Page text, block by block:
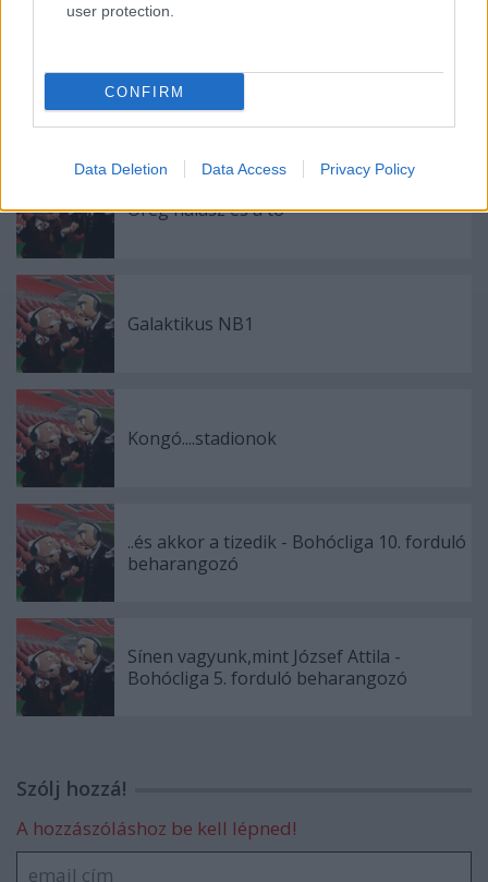
user protection.
CONFIRM
Data Deletion Data Access Privacy Policy
Ajánlott bejegyzések:
Öreg halász és a tó
Galaktikus NB1
Kongó....stadionok
..és akkor a tizedik - Bohócliga 10. forduló
beharangozó
Sínen vagyunk,mint József Attila -
Bohócliga 5. forduló beharangozó
Szólj hozzá!
A hozzászóláshoz be kell lépned!